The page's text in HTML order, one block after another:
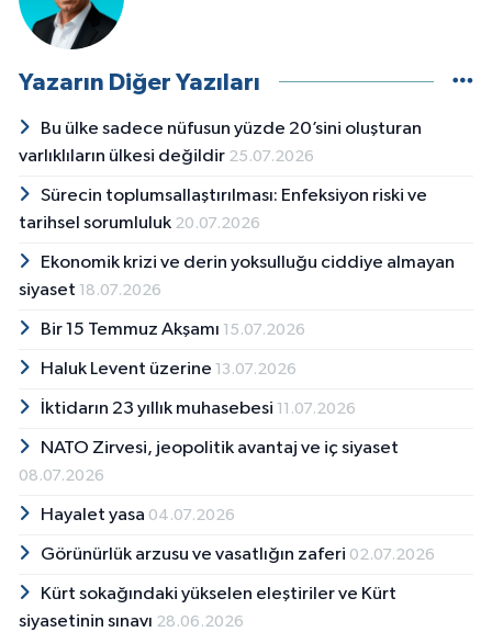
Yazarın Diğer Yazıları
Bu ülke sadece nüfusun yüzde 20’sini oluşturan
varlıklıların ülkesi değildir 25.07.2026
Sürecin toplumsallaştırılması: Enfeksiyon riski ve
tarihsel sorumluluk 20.07.2026
Ekonomik krizi ve derin yoksulluğu ciddiye almayan
siyaset 18.07.2026
Bir 15 Temmuz Akşamı 15.07.2026
Haluk Levent üzerine 13.07.2026
İktidarın 23 yıllık muhasebesi 11.07.2026
NATO Zirvesi, jeopolitik avantaj ve iç siyaset
08.07.2026
Hayalet yasa 04.07.2026
Görünürlük arzusu ve vasatlığın zaferi 02.07.2026
Kürt sokağındaki yükselen eleştiriler ve Kürt
siyasetinin sınavı 28.06.2026